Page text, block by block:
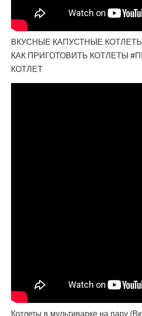
ВКУСНЫЕ КАПУСТНЫЕ
КАК ПРИГОТОВИТЬ КОТЛЕТЫ
КОТЛЕТ
Котлеты в мультиварке на пару